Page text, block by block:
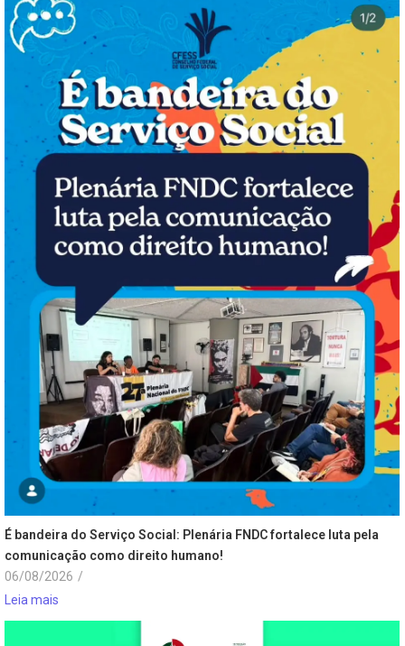
É bandeira do Serviço Social: Plenária FNDC fortalece luta pela
comunicação como direito humano!
06/08/2026 /
Leia mais